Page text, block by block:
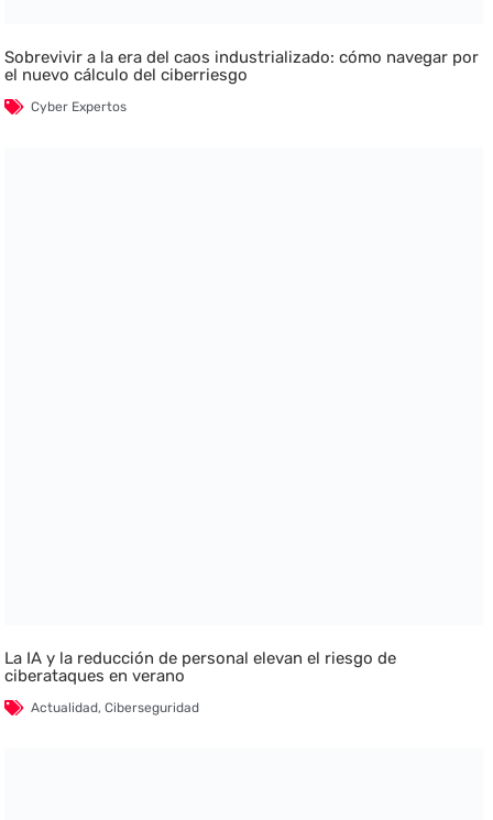
Sobrevivir a la era del caos industrializado: cómo navegar por
el nuevo cálculo del ciberriesgo
Cyber Expertos
La IA y la reducción de personal elevan el riesgo de
ciberataques en verano
Actualidad,Ciberseguridad